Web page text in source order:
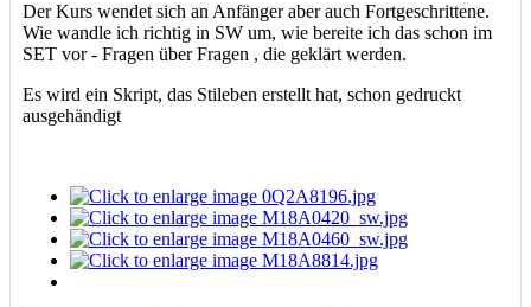
Der Kurs wendet sich an Anfänger aber auch Fortgeschrittene.
Wie wandle ich richtig in SW um, wie bereite ich das schon im
SET vor - Fragen über Fragen , die geklärt werden.
Es wird ein Skript, das Stileben erstellt hat, schon gedruckt
ausgehändigt